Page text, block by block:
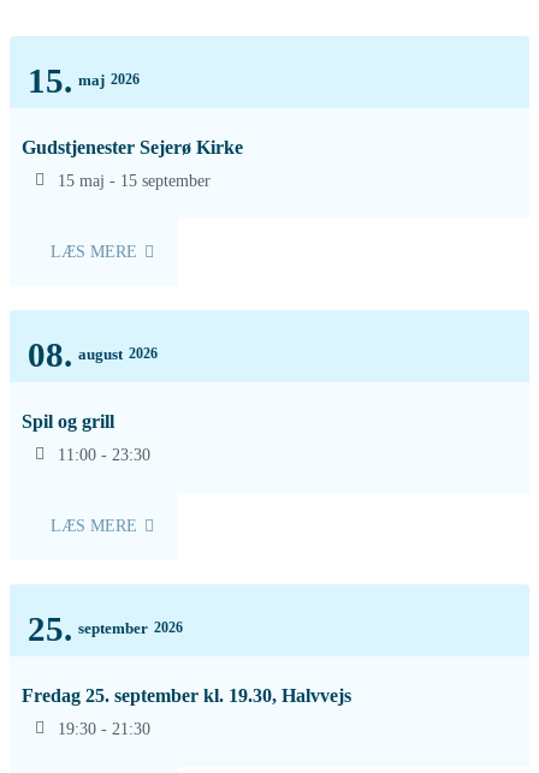
15. maj 2026
Gudstjenester Sejerø Kirke
15 maj - 15 september
LÆS MERE
08. august 2026
Spil og grill
11:00 - 23:30
LÆS MERE
25. september 2026
Fredag 25. september kl. 19.30, Halvvejs
19:30 - 21:30